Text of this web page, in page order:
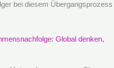
bei diesem Übergangsprozess
Global denken,